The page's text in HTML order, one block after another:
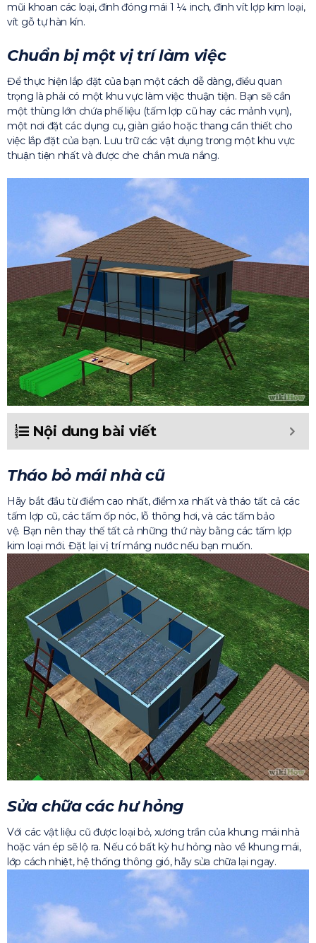
mũi khoan các loại, đinh đóng mái 1 ¼ inch, đinh vít lợp kim loại,
vít gỗ tự hàn kín.
Chuẩn bị một vị trí làm việc
Để thực hiện lắp đặt của bạn một cách dễ dàng, điều quan
trọng là phải có một khu vực làm việc thuận tiện. Bạn sẽ cần
một thùng lớn chứa phế liệu (tấm lợp cũ hay các mảnh vụn),
một nơi đặt các dụng cụ, giàn giáo hoặc thang cần thiết cho
việc lắp đặt của bạn. Lưu trữ các vật dụng trong một khu vực
thuận tiện nhất và được che chắn mưa nắng.
Nội dung bài viết
Tháo bỏ mái nhà cũ
Hãy bắt đầu từ điểm cao nhất, điểm xa nhất và tháo tất cả các
tấm lợp cũ, các tấm ốp nóc, lỗ thông hơi, và các tấm bảo
vệ. Bạn nên thay thế tất cả những thứ này bằng các tấm lợp
kim loại mới. Đặt lại vị trí máng nước nếu bạn muốn.
Sửa chữa các hư hỏng
Với các vật liệu cũ được loại bỏ, xương trần của khung mái nhà
hoặc ván ép sẽ lộ ra. Nếu có bất kỳ hư hỏng nào về khung mái,
lớp cách nhiệt, hệ thống thông gió, hãy sửa chữa lại ngay.